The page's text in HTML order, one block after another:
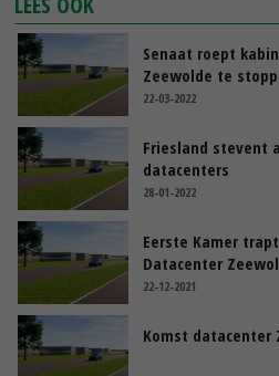
Senaat roept
Zeewolde te
22-03-2022
Friesland stevent
datacenters
28-01-2022
Eerste Kamer
Datacenter
22-12-2021
Komst datacenter